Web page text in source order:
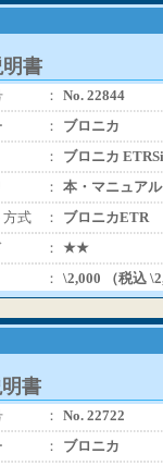
書
： No. 22844
：
ブロニカ
：
ブロニカ
： 本・マニュア
方式
：
ブロニカETR
： ★★
： \2,000 （税込
書
： No. 22722
：
ブロニカ